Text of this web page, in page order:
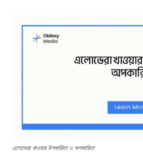
এলোভেরা খাওয়ার উপকারিতা ও অপকারিতা